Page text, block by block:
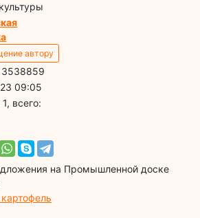
автору
3538859
09:05
всего:
на Промышленной доске